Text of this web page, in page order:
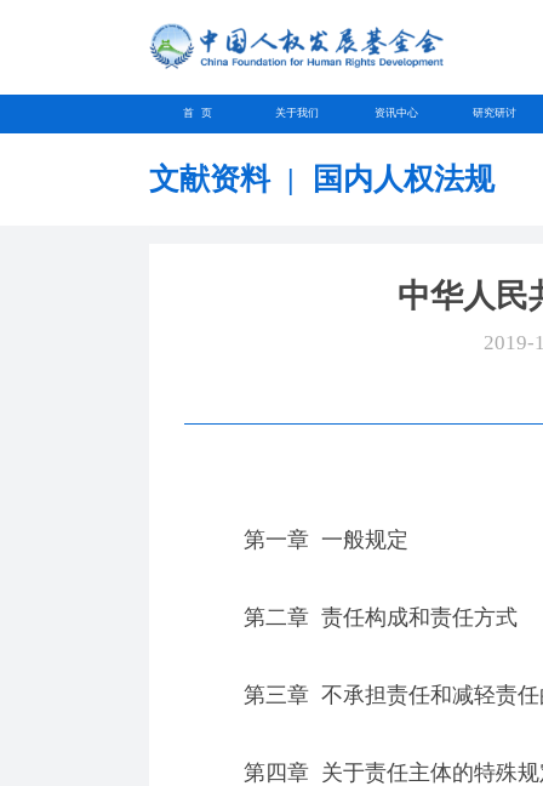
首 页 关于我们 资讯中心 研究研讨
文献资料 | 国内人权法规
中华人民
2019-
第一章 一般规定
第二章 责任构成和责任方式
第三章 不承担责任和减轻责任
第四章 关于责任主体的特殊规